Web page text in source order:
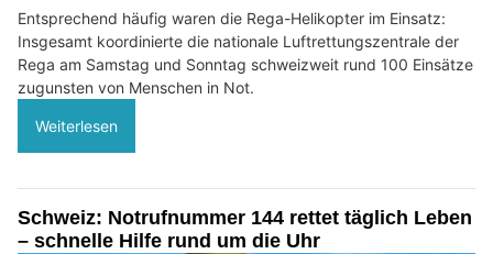
Entsprechend häufig waren die Rega-Helikopter im Einsatz:
Insgesamt koordinierte die nationale Luftrettungszentrale der
Rega am Samstag und Sonntag schweizweit rund 100 Einsätze
zugunsten von Menschen in Not.
Weiterlesen
Schweiz: Notrufnummer 144 rettet täglich Leben
– schnelle Hilfe rund um die Uhr